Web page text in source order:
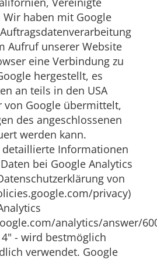
Wir haben mit Google
Aufruf unserer Website
eine Verbindung zu
hergestellt, es
an teils in den USA
von Google übermittelt,
des angeschlossenen
werden kann.
Informationen
bei Google Analytics
von
privacy)
analytics/answer/
4" - wird bestmöglich
verwendet. Google